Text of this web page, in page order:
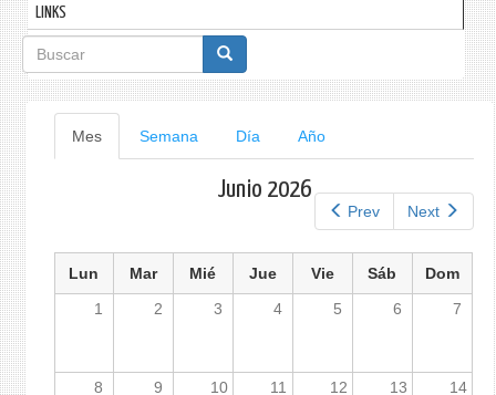
LINKS
Formulario
de
búsqueda
Solapas
principales
Mes(solapa
activa)
Semana Día Año
Prev Next
Junio 2026
Lun Mar Mié Jue Vie Sáb
Dom
1
2 3 4 5 6 7
8 9 10 11 12 13 14